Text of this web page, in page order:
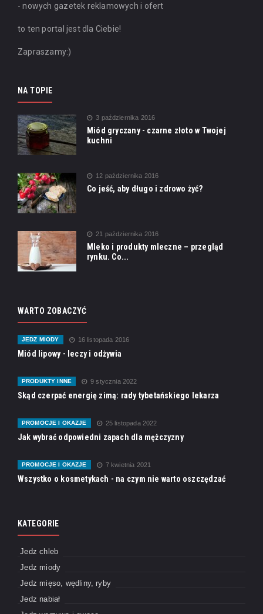
- nowych gazetek reklamowych i ofert
to ten portal jest dla Ciebie!
Zapraszamy:)
NA TOPIE
3 października 2016
Miód gryczany - czarne złoto w Twojej
kuchni
12 października 2016
Co jeść, aby długo i zdrowo żyć?
21 października 2016
Mleko i produkty mleczne – przegląd
rynku. Co...
WARTO ZOBACZYĆ
JEDZ MIODY 16 listopada 2016
Miód lipowy - leczy i odżywia
PRODUKTY INNE 9 stycznia 2022
Skąd czerpać energię zimą: rady tybetańskiego lekarza
PROMOCJE I OKAZJE 25 listopada 2022
Jak wybrać odpowiedni zapach dla mężczyzny
PROMOCJE I OKAZJE 7 kwietnia 2021
Wszystko o kosmetykach - na czym nie warto oszczędzać
KATEGORIE
Jedz chleb
Jedz miody
Jedz mięso, wędliny, ryby
Jedz nabiał